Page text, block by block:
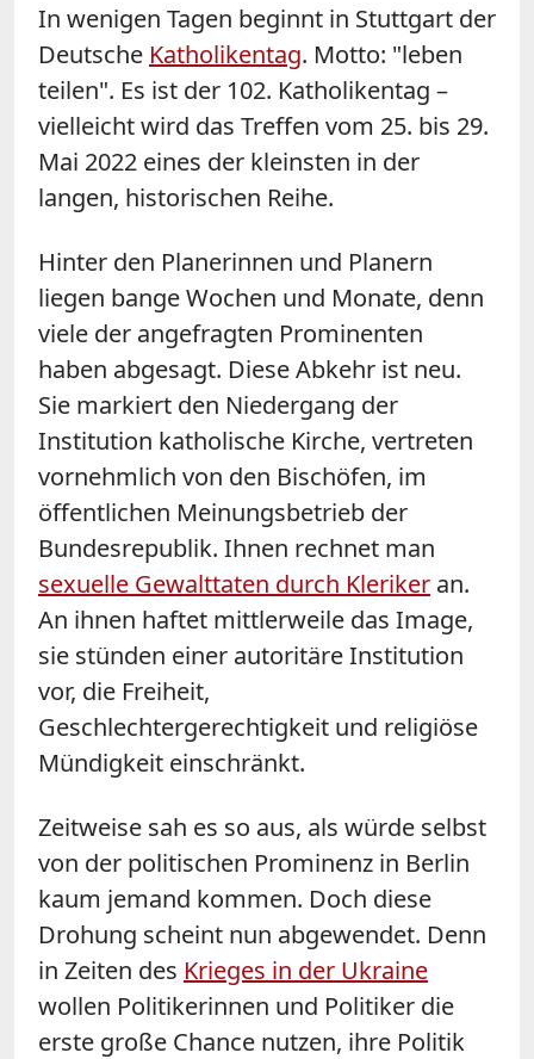
In wenigen Tagen beginnt in Stuttgart der
Deutsche Katholikentag. Motto: "leben
teilen". Es ist der 102. Katholikentag –
vielleicht wird das Treffen vom 25. bis 29.
Mai 2022 eines der kleinsten in der
langen, historischen Reihe.
Hinter den Planerinnen und Planern
liegen bange Wochen und Monate, denn
viele der angefragten Prominenten
haben abgesagt. Diese Abkehr ist neu.
Sie markiert den Niedergang der
Institution katholische Kirche, vertreten
vornehmlich von den Bischöfen, im
öffentlichen Meinungsbetrieb der
Bundesrepublik. Ihnen rechnet man
sexuelle Gewalttaten durch Kleriker an.
An ihnen haftet mittlerweile das Image,
sie stünden einer autoritäre Institution
vor, die Freiheit,
Geschlechtergerechtigkeit und religiöse
Mündigkeit einschränkt.
Zeitweise sah es so aus, als würde selbst
von der politischen Prominenz in Berlin
kaum jemand kommen. Doch diese
Drohung scheint nun abgewendet. Denn
in Zeiten des Krieges in der Ukraine
wollen Politikerinnen und Politiker die
erste große Chance nutzen, ihre Politik